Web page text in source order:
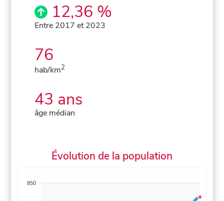
12,36 %
Entre 2017 et 2023
76
hab/km2
43 ans
âge médian
Évolution de la population
850